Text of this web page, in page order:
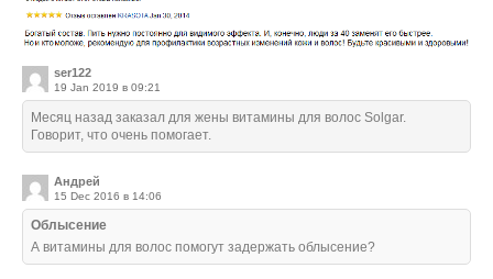
ser122
19 Jan 2019 в 09:21
Месяц назад заказал для жены витамины для волос Solgar.
Говорит, что очень помогает.
Андрей
15 Dec 2016 в 14:06
Облысение
А витамины для волос помогут задержать облысение?